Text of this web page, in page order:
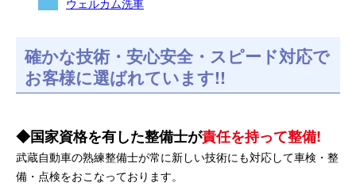
ウェルカム洗車
確かな技術・安心安全・スピード対応で
お客様に選ばれています!!
国家資格を有した整備士が責任を持って整備!
武蔵自動車の熟練整備士が常に新しい技術にも対応して車検・整
備・点検をおこなっております。